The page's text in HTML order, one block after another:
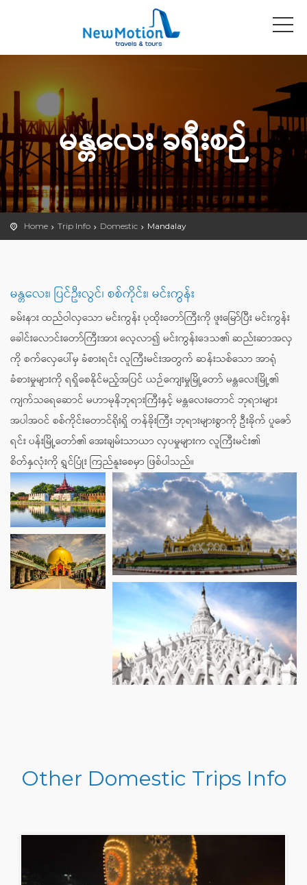
မန္တလေး ခရီးစဉ်
Home Trip Info Domestic Mandalay
မန္တလေး၊ ပြင်ဦးလွင်၊ စစ်ကိုင်း၊ မင်းကွန်း
ခမ်းနား ထည်ဝါလှသော မင်းကွန်း ပုထိုးတော်ကြီးကို ဖူးမြော်ပြီး မင်းကွန်း
ခေါင်းလောင်းတော်ကြီးအား လေ့လာ၍ မင်းကွန်းဒေသ၏ ဆည်းဆာအလှ
ကို စက်လှေပေါ်မှ ခံစားရင်း လူကြီးမင်းအတွက် ဆန်းသစ်သော အာရုံ
ခံစားမှုများကို ရရှိစေနိုင်မည့်အပြင် ယဉ်ကျေးမှုမြို့တော် မန္တလေးမြို့၏
ကျက်သရေဆောင် မဟာမုနိဘုရားကြီးနှင့် မန္တလေးတောင် ဘုရားများ
အပါအဝင် စစ်ကိုင်းတောင်ရိုးရှိ တန်ခိုးကြီး ဘုရားများစွာကို ဦးခိုက် ပူဇော်
ရင်း ပန်းမြို့တော်၏ အေးချမ်းသာယာ လှပမှုများက လူကြီးမင်း၏
စိတ်နှလုံးကို ရွှင်ပြုံး ကြည်နူးစေမှာ ဖြစ်ပါသည်။
Other Domestic Trips Info